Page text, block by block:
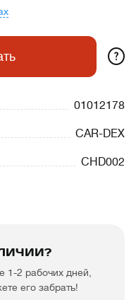
?
01012178
CAR-DEX
CHD002
1-2 рабочих дней,
его забрать!